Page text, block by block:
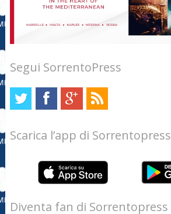
Segui SorrentoPress
Scarica l’app di Sorrentopress
Diventa fan di Sorrentopress